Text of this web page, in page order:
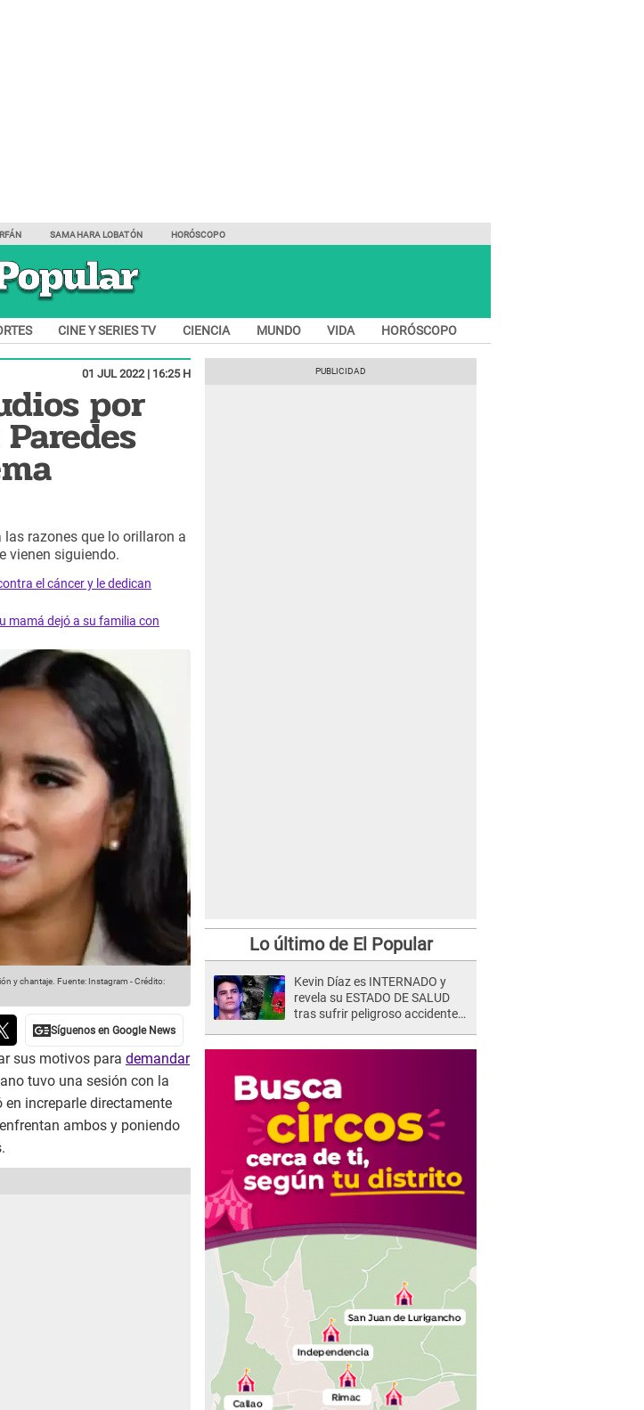
SAMAHARA LOBATÓN HORÓSCOPO
CINE Y SERIES TV CIENCIA MUNDO VIDA HORÓSCOPO
01 JUL 2022 | 16:25 H
por
razones que lo orillaron a
vienen siguiendo.
el cáncer y le dedican
mamá dejó a su familia con
y chantaje. Fuente: Instagram -Crédito:
sus motivos para demandar
tuvo una sesión con la
increparle directamente
ambos y poniendo
Lo último de El Popular
Kevin Díaz es INTERNADO y
revela su ESTADO DE SALUD
tras sufrir peligroso accidente